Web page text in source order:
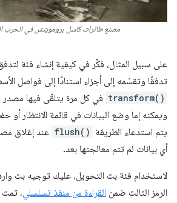
مصنع طائرات كاسل برومويتش في الحرب
على سبيل المثال، فكِّر في كيفية إنشاء فئة
تدفقًا وتقسّمه إلى أجزاء استنادًا إلى فواصل
transform() في كل مرة يتلقّى فيها مصدر
ويمكنه إما وضع البيانات في قائمة الانتظار أو
يتم استدعاء الطريقة flush() عند إغلاق
أي بيانات لم تتم معالجتها بعد.
لاستخدام فئة بث التحويل، عليك توجيه بث
الرمز الثالث ضمن القراءة من منفذ تسلسلي، تمت